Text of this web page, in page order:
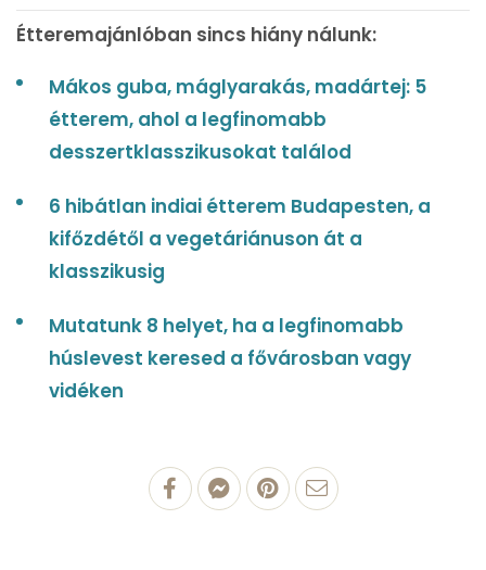
Étteremajánlóban sincs hiány nálunk:
Mákos guba, máglyarakás, madártej: 5
étterem, ahol a legfinomabb
desszertklasszikusokat találod
6 hibátlan indiai étterem Budapesten, a
kifőzdétől a vegetáriánuson át a
klasszikusig
Mutatunk 8 helyet, ha a legfinomabb
húslevest keresed a fővárosban vagy
vidéken